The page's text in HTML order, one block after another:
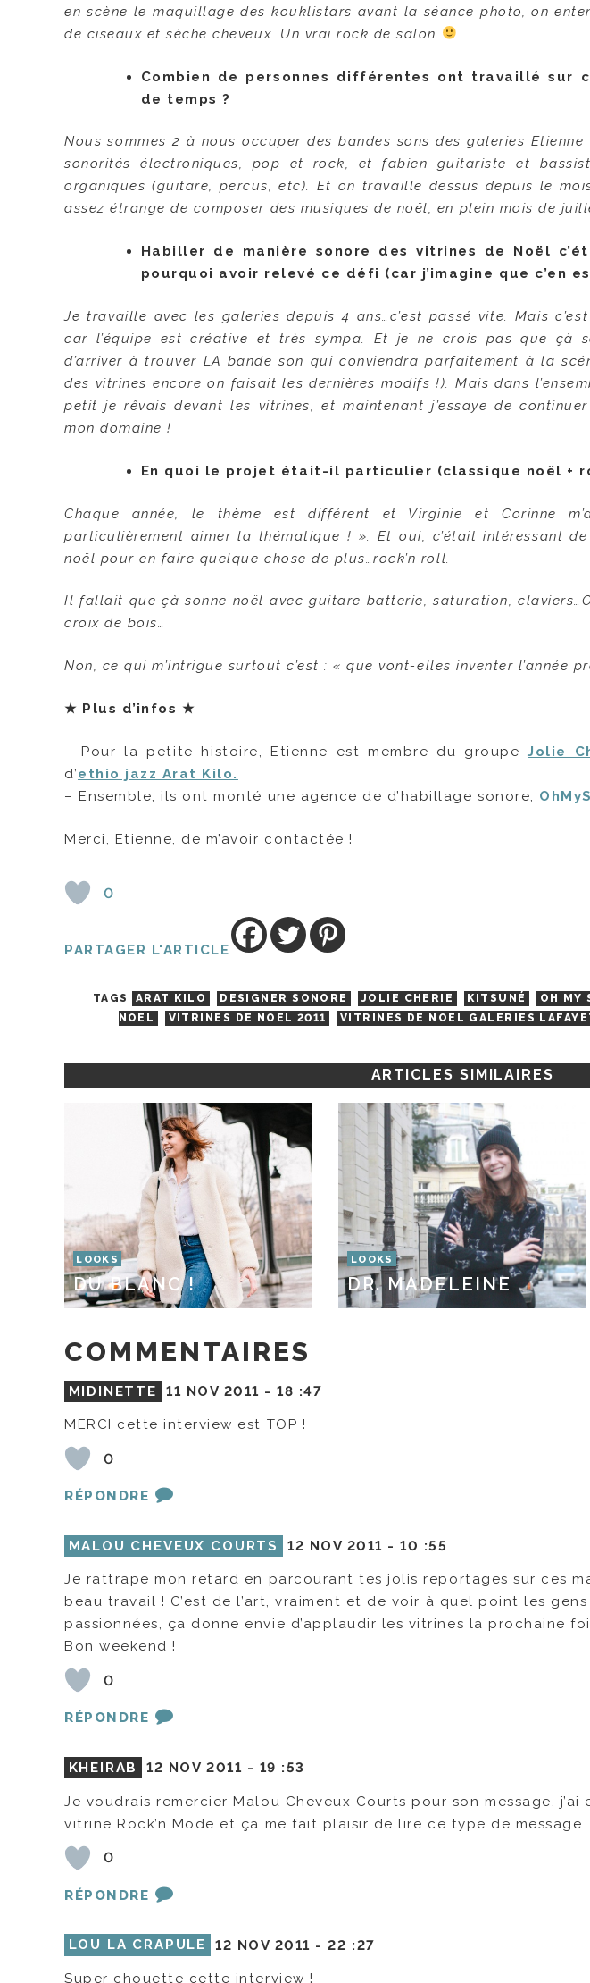
en scène le maquillage des kouklistars avant la séance photo, on
de ciseaux et sèche cheveux. Un vrai rock de salon
Combien de personnes différentes ont travaillé sur
de temps ?
Nous sommes 2 à nous occuper des bandes sons des galeries
sonorités électroniques, pop et rock, et fabien guitariste et
organiques (guitare, percus, etc). Et on travaille dessus depuis le
assez étrange de composer des musiques de noël, en plein mois de
Habiller de manière sonore des vitrines de Noël
pourquoi avoir relevé ce défi (car j’imagine que c’en
Je travaille avec les galeries depuis 4 ans…c’est passé vite. Mais
car l’équipe est créative et très sympa. Et je ne crois pas que çà
d’arriver à trouver LA bande son qui conviendra parfaitement à la
des vitrines encore on faisait les dernières modifs !). Mais dans
petit je rêvais devant les vitrines, et maintenant j’essaye de
mon domaine !
En quoi le projet était-il particulier (classique noël +
Chaque année, le thème est différent et Virginie et Corinne
particulièrement aimer la thématique ! ». Et oui, c’était intéressant
noël pour en faire quelque chose de plus…rock’n roll.
Il fallait que çà sonne noël avec guitare batterie, saturation,
croix de bois…
Non, ce qui m’intrigue surtout c’est : « que vont-elles inventer l’année
★ Plus d’infos ★
– Pour la petite histoire, Etienne est membre du groupeJolie
d’ethio jazz Arat Kilo.
– Ensemble, ils ont monté une agence de d’habillage sonore,
Merci, Etienne, de m’avoir contactée !
0
PARTAGER L'ARTICLE
TAGS ARAT KILO DESIGNER SONORE JOLIE CHERIE KITSUNÉ OH MY
NOEL
VITRINES DE NOEL 2011 VITRINES DE NOEL GALERIES
ARTICLES SIMILAIRES
LOOKS
DU BLANC !
LOOKS
DR. MADELEINE
COMMENTAIRES
MIDINETTE 11 NOV 2011 -18 :47
MERCI cette interview est TOP !
0
RÉPONDRE
MALOU CHEVEUX COURTS 12 NOV 2011 -10 :55
Je rattrape mon retard en parcourant tes jolis reportages sur ces
beau travail ! C’est de l’art, vraiment et de voir à quel point les
passionnées, ça donne envie d’applaudir les vitrines la prochaine
Bon weekend !
0
RÉPONDRE
KHEIRAB 12 NOV 2011 - 19 :53
Je voudrais remercier Malou Cheveux Courts pour son message,
vitrine Rock’n Mode et ça me fait plaisir de lire ce type de
0
RÉPONDRE
LOU LA CRAPULE 12 NOV 2011 -22 :27
Super chouette cette interview !